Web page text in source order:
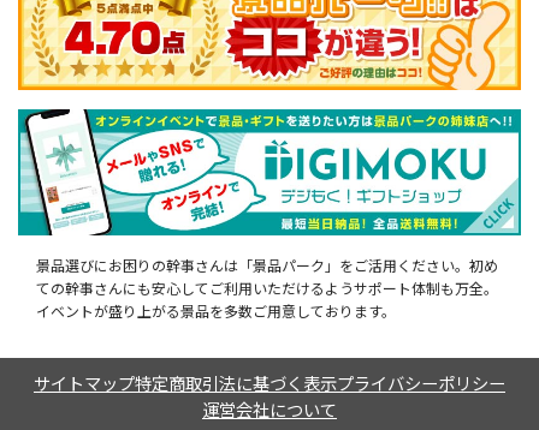
景品選びにお困りの幹事さんは「景品パーク」をご活用ください。初め
ての幹事さんにも安心してご利用いただけるようサポート体制も万全。
イベントが盛り上がる景品を多数ご用意しております。
サイトマップ特定商取引法に基づく表示プライバシーポリシー
運営会社について